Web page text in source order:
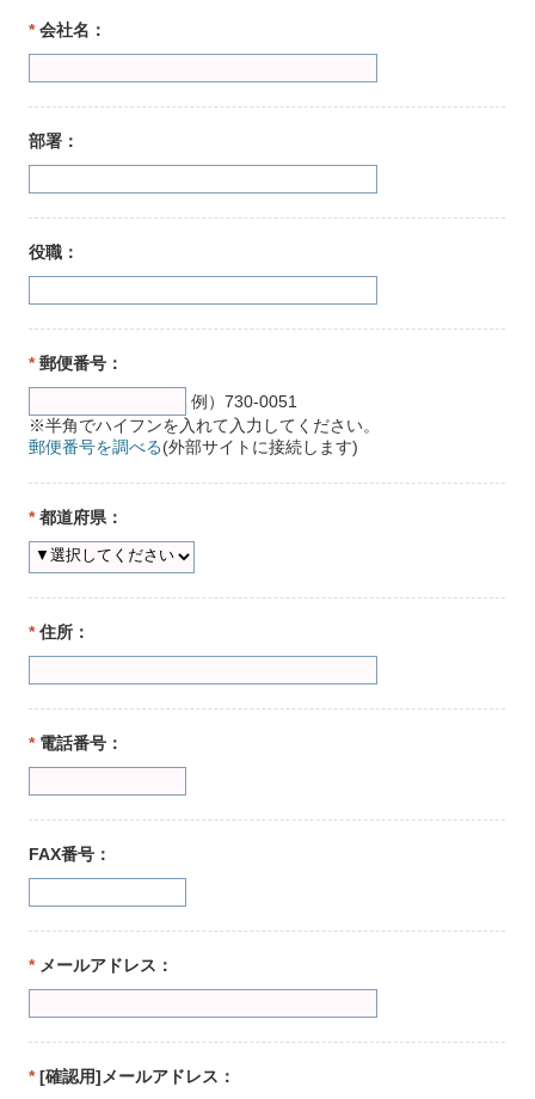
*会社名：
部署：
役職：
*郵便番号：
例）730-0051
※半角でハイフンを入れて入力してください。
郵便番号を調べる(外部サイトに接続します)
*都道府県：
*住所：
* 電話番号：
FAX番号：
* メールアドレス：
*[確認用]メールアドレス：